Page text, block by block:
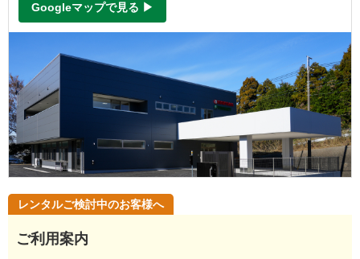
Googleマップで見る ▶
レンタルご検討中のお客様へ
ご利用案内